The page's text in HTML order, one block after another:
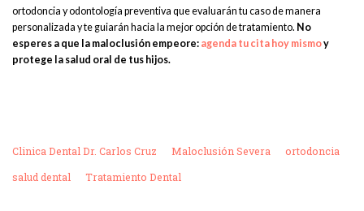
ortodoncia y odontología preventiva que evaluarán tu caso de manera
personalizada y te guiarán hacia la mejor opción de tratamiento. No
esperes a que la maloclusión empeore: agenda tu cita hoy mismoy
protege la salud oral de tus hijos.
Clinica Dental Dr. Carlos Cruz Maloclusión Severa
ortodoncia
salud dental
Tratamiento Dental